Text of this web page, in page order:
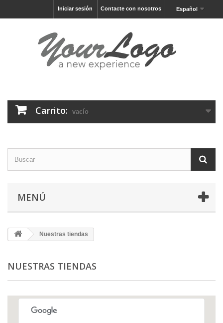
Español
Contacte con nosotros
Iniciar sesión
Carrito: vacío
MENÚ
Nuestras tiendas
NUESTRAS TIENDAS